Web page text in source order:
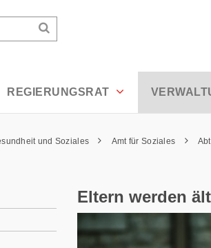
Suchen
REGIERUNGSRAT
und Soziales Amt für Soziales
Eltern werden